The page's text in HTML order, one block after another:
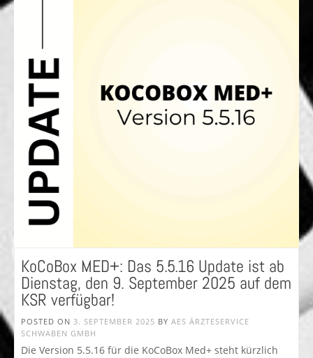
KoCoBox MED+: Das 5.5.16 Update ist ab
Dienstag, den 9. September 2025 auf dem
KSR verfügbar!
POSTED ON 3. SEPTEMBER 2025 BY AES ÄRZTESERVICE
SCHWABEN GMBH
Die Version 5.5.16 für die KoCoBox Med+ steht kürzlich